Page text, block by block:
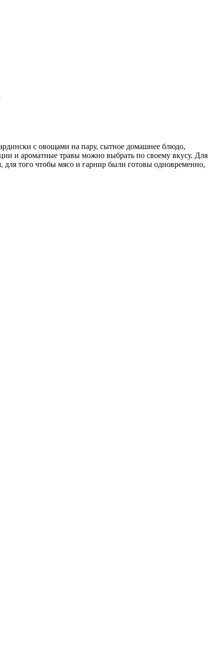
с овощами на пару, сытное домашнее блюдо,
и ароматные травы можно выбрать по своему вкусу. Для
для того чтобы мясо и гарнир были готовы одновременно,